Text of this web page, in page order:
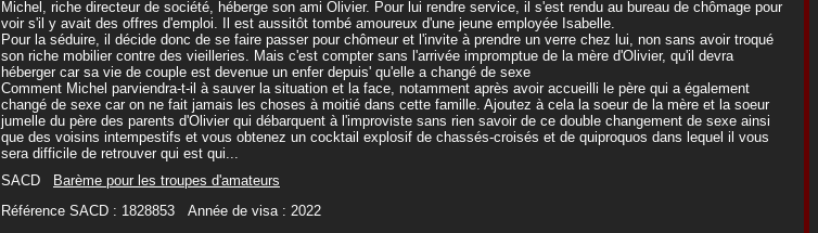
Michel, riche directeur de société, héberge son ami Olivier. Pour lui rendre service, il s'est rendu au bureau de chômage pour
voir s'il y avait des offres d'emploi. Il est aussitôt tombé amoureux d'une jeune employée Isabelle.
Pour la séduire, il décide donc de se faire passer pour chômeur et l'invite à prendre un verre chez lui, non sans avoir troqué
son riche mobilier contre des vieilleries. Mais c'est compter sans l'arrivée impromptue de la mère d'Olivier, qu'il devra
héberger car sa vie de couple est devenue un enfer depuis' qu'elle a changé de sexe
Comment Michel parviendra-t-il à sauver la situation et la face, notamment après avoir accueilli le père qui a également
changé de sexe car on ne fait jamais les choses à moitié dans cette famille. Ajoutez à cela la soeur de la mère et la soeur
jumelle du père des parents d'Olivier qui débarquent à l'improviste sans rien savoir de ce double changement de sexe ainsi
que des voisins intempestifs et vous obtenez un cocktail explosif de chassés-croisés et de quiproquos dans lequel il vous
sera difficile de retrouver qui est qui...
SACD
Barème pour les troupes d'amateurs
Référence SACD : 1828853 Année de visa : 2022